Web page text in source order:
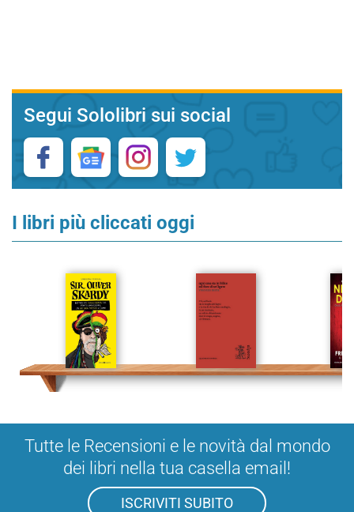
Segui Sololibri sui social
I libri più cliccati oggi
Tutte le Recensioni e le novità dal mondo
dei libri nella tua casella email!
ISCRIVITI SUBITO